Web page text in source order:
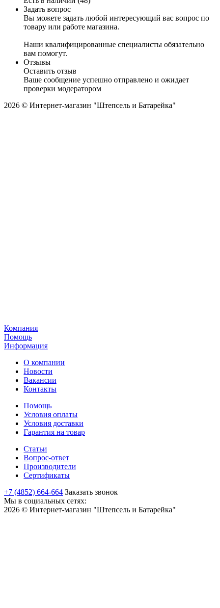
Задать вопрос
Вы можете задать любой интересующий вас вопрос по
товару или работе магазина.
Наши квалифицированные специалисты обязательно
вам помогут.
Отзывы
Оставить отзыв
Ваше сообщение успешно отправлено и ожидает
проверки модератором
2026 © Интернет-магазин "Штепсель и Батарейка"
Компания
Помощь
Информация
О компании
Новости
Вакансии
Контакты
Помощь
Условия оплаты
Условия доставки
Гарантия на товар
Статьи
Вопрос-ответ
Производители
Сертификаты
+7 (4852) 664-664 Заказать звонок
Мы в социальных сетях:
2026 © Интернет-магазин "Штепсель и Батарейка"